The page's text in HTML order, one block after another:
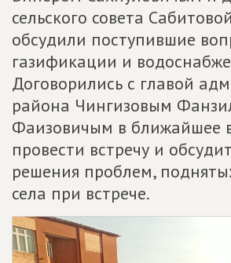
сельского совета
обсудили поступившие
газификации и
Договорились с главой
района Чингизовым
Фаизовичым в ближайшее
провести встречу и
решения проблем,
села при встрече.